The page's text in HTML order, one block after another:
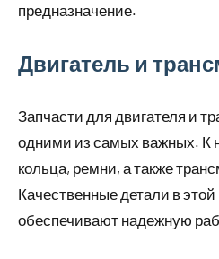
предназначение.
Двигатель и
Запчасти для двигателя и
одними из самых важных. К
кольца, ремни, а также
Качественные детали в этой
обеспечивают надежную